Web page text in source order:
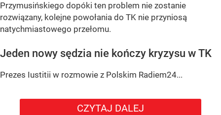
Przymusińskiego dopóki ten problem nie zostanie
rozwiązany, kolejne powołania do TK nie przyniosą
natychmiastowego przełomu.
Jeden nowy sędzia nie kończy kryzysu w TK
Prezes Iustitii w rozmowie z Polskim Radiem24...
CZYTAJ DALEJ